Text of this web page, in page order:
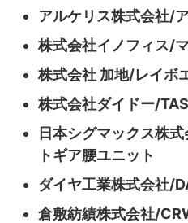
アルケリス株式会社/
株式会社イノフィス/
株式会社 加地/レイボ
株式会社ダイドー/
日本シグマックス株
トギア腰ユニット
ダイヤ工業株式会社/
倉敷紡績株式会社/